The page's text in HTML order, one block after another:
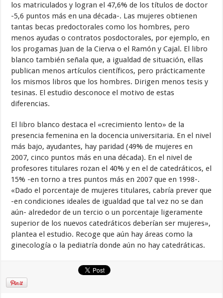
los matriculados y logran el 47,6% de los títulos de doctor
-5,6 puntos más en una década-. Las mujeres obtienen
tantas becas predoctorales como los hombres, pero
menos ayudas o contratos posdoctorales, por ejemplo, en
los progamas Juan de la Cierva o el Ramón y Cajal. El libro
blanco también señala que, a igualdad de situación, ellas
publican menos artículos científicos, pero prácticamente
los mismos libros que los hombres. Dirigen menos tesis y
tesinas. El estudio desconoce el motivo de estas
diferencias.
El libro blanco destaca el «crecimiento lento» de la
presencia femenina en la docencia universitaria. En el nivel
más bajo, ayudantes, hay paridad (49% de mujeres en
2007, cinco puntos más en una década). En el nivel de
profesores titulares rozan el 40% y en el de catedráticos, el
15% -en torno a tres puntos más en 2007 que en 1998-.
«Dado el porcentaje de mujeres titulares, cabría prever que
-en condiciones ideales de igualdad que tal vez no se dan
aún- alrededor de un tercio o un porcentaje ligeramente
superior de los nuevos catedráticos deberían ser mujeres»,
plantea el estudio. Recoge que aún hay áreas como la
ginecología o la pediatría donde aún no hay catedráticas.